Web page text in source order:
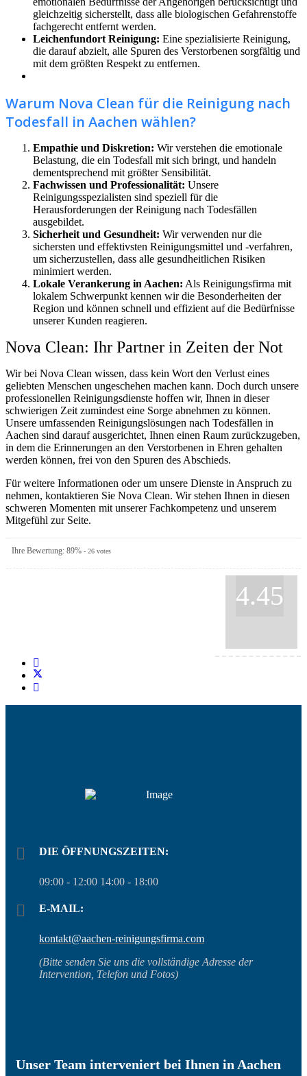
gleichzeitig sicherstellt, dass alle biologischen Gefahrenstoffe
fachgerecht entfernt werden.
Leichenfundort Reinigung: Eine spezialisierte Reinigung,
die darauf abzielt, alle Spuren des Verstorbenen sorgfältig und
mit dem größten Respekt zu entfernen.
Warum Nova Clean für die Reinigung nach
Todesfall in Aachen wählen?
Empathie und Diskretion: Wir verstehen die emotionale
Belastung, die ein Todesfall mit sich bringt, und handeln
dementsprechend mit größter Sensibilität.
Fachwissen und Professionalität: Unsere
Reinigungsspezialisten sind speziell für die
Herausforderungen der Reinigung nach Todesfällen
ausgebildet.
Sicherheit und Gesundheit: Wir verwenden nur die
sichersten und effektivsten Reinigungsmittel und -verfahren,
um sicherzustellen, dass alle gesundheitlichen Risiken
minimiert werden.
Lokale Verankerung in Aachen: Als Reinigungsfirma mit
lokalem Schwerpunkt kennen wir die Besonderheiten der
Region und können schnell und effizient auf die Bedürfnisse
unserer Kunden reagieren.
Nova Clean: Ihr Partner in Zeiten der Not
Wir bei Nova Clean wissen, dass kein Wort den Verlust eines
geliebten Menschen ungeschehen machen kann. Doch durch unsere
professionellen Reinigungsdienste hoffen wir, Ihnen in dieser
schwierigen Zeit zumindest eine Sorge abnehmen zu können.
Unsere umfassenden Reinigungslösungen nach Todesfällen in
Aachen sind darauf ausgerichtet, Ihnen einen Raum zurückzugeben,
in dem die Erinnerungen an den Verstorbenen in Ehren gehalten
werden können, frei von den Spuren des Abschieds.
Für weitere Informationen oder um unsere Dienste in Anspruch zu
nehmen, kontaktieren Sie Nova Clean. Wir stehen Ihnen in diesen
schweren Momenten mit unserer Fachkompetenz und unserem
Mitgefühl zur Seite.
Ihre Bewertung: 89% - 26 votes
4.45
DIE ÖFFNUNGSZEITEN:
09:00 - 12:00 14:00 - 18:00
E-MAIL:
kontakt@aachen-reinigungsfirma.com
(Bitte senden Sie uns die vollständige Adresse der
Intervention, Telefon und Fotos)
Unser Team interveniert bei Ihnen in Aachen